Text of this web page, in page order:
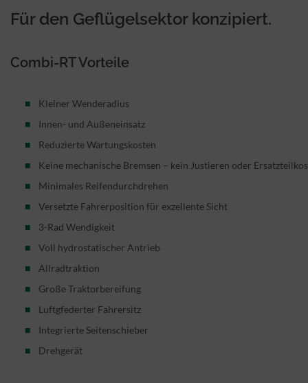
Für den Geflügelsektor konzipiert.
Combi-RT Vorteile
Kleiner Wenderadius
Innen- und Außeneinsatz
Reduzierte Wartungskosten
Keine mechanische Bremsen – kein Justieren oder
Minimales Reifendurchdrehen
Versetzte Fahrerposition für exzellente Sicht
3-Rad Wendigkeit
Voll hydrostatischer Antrieb
Allradtraktion
Große Traktorbereifung
Luftgfederter Fahrersitz
Integrierte Seitenschieber
Drehgerät